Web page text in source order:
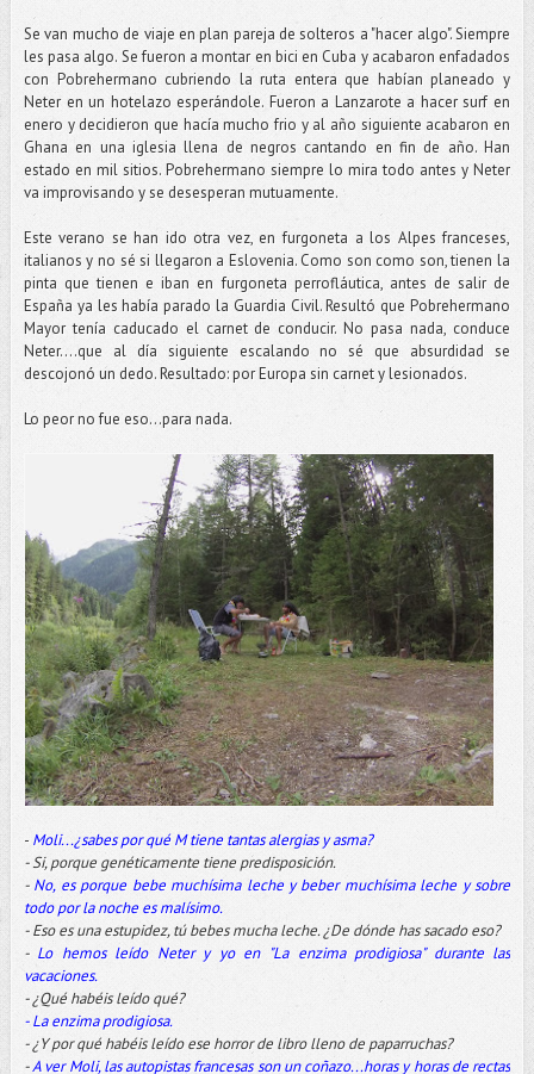
Se van mucho de viaje en plan pareja de solteros a "hacer algo". Siempre
les pasa algo. Se fueron a montar en bici en Cuba y acabaron enfadados
con Pobrehermano cubriendo la ruta entera que habían planeado y
Neter en un hotelazo esperándole. Fueron a Lanzarote a hacer surf en
enero y decidieron que hacía mucho frio y al año siguiente acabaron en
Ghana en una iglesia llena de negros cantando en fin de año. Han
estado en mil sitios. Pobrehermano siempre lo mira todo antes y Neter
va improvisando y se desesperan mutuamente.
Este verano se han ido otra vez, en furgoneta a los Alpes franceses,
italianos y no sé si llegaron a Eslovenia. Como son como son, tienen la
pinta que tienen e iban en furgoneta perrofláutica, antes de salir de
España ya les había parado la Guardia Civil. Resultó que Pobrehermano
Mayor tenía caducado el carnet de conducir. No pasa nada, conduce
Neter....que al día siguiente escalando no sé que absurdidad se
descojonó un dedo. Resultado: por Europa sin carnet y lesionados.
Lo peor no fue eso...para nada.
- Moli...¿sabes por qué M tiene tantas alergias y asma?
- Si, porque genéticamente tiene predisposición.
- No, es porque bebe muchísima leche y beber muchísima leche y sobre
todo por la noche es malísimo.
- Eso es una estupidez, tú bebes mucha leche. ¿De dónde has sacado eso?
-Lo hemos leído Neter y yo en "La enzima prodigiosa" durante las
vacaciones.
- ¿Qué habéis leído qué?
- La enzima prodigiosa.
- ¿Y por qué habéis leído ese horror de libro lleno de paparruchas?
-A ver Moli, las autopistas francesas son un coñazo...horas y horas de rectas